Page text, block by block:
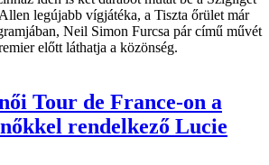
legújabb vígjátéka, a Tiszta őrület már
Neil Simon Furcsa pár című művét
előtt láthatja a közönség.
Tour de France-on a
rendelkező Lucie